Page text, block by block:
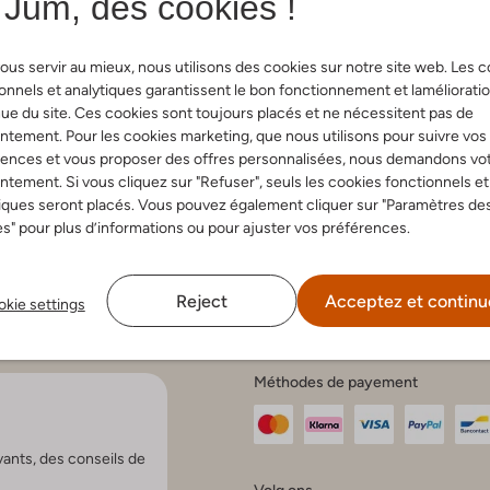
servir au mieux, nous utilisons des cookies sur notre site web. Les
et analytiques garantissent le bon fonctionnement et
du site. Ces cookies sont toujours placés et ne nécessitent pas de
Pour les cookies marketing, que nous utilisons pour suivre vos
et vous proposer des offres personnalisées, nous demandons
Si vous cliquez sur "Refuser", seuls les cookies fonctionnels et
seront placés. Vous pouvez également cliquer sur "Paramètres
pour plus d’informations ou pour ajuster vos préférences.
settings Reject Acceptez et
clients
fréquentes
et livraison
paiement
confidentialité
Compte
Mon compte
Créer un compte
Questions fréquentes
Baskets
Ballerines
Sacs
des conseils de
Méthodes de payement